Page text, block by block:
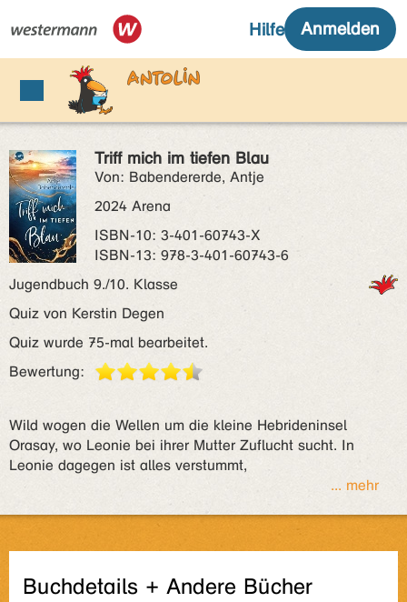
Triff mich im tiefen Blau
Von: Babendererde, Antje
2024 Arena
ISBN‑10: 3-401-60743-X
ISBN‑13: 978-3-401-60743-6
Jugendbuch 9./10. Klasse
Quiz von Kerstin Degen
Quiz wurde 75-mal bearbeitet.
Bewertung:
Wild wogen die Wellen um die kleine Hebrideninsel
Orasay, wo Leonie bei ihrer Mutter Zuflucht sucht. In
Leonie dagegen ist alles verstummt,
... mehr
Buchdetails + Andere Bücher